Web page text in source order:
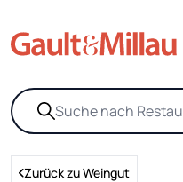
Zurück zu Weingut